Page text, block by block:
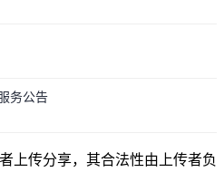
务公告
上传分享，其合法性由上传者负